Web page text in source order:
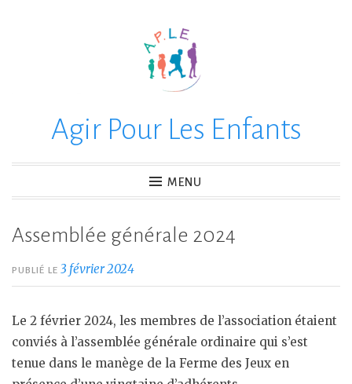
Agir Pour Les Enfants
MENU
Assemblée générale 2024
PUBLIÉ LE 3 février 2024
Le 2 février 2024, les membres de l’association étaient
conviés à l’assemblée générale ordinaire qui s’est
tenue dans le manège de la Ferme des Jeux en